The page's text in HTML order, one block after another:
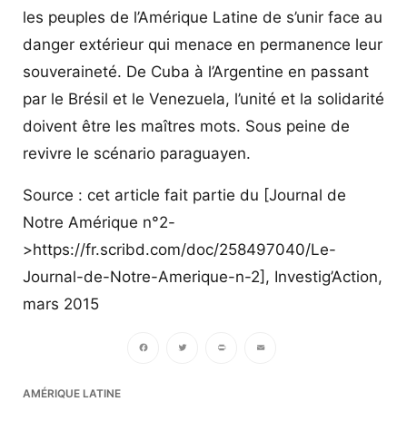
les peuples de l’Amérique Latine de s’unir face au
danger extérieur qui menace en permanence leur
souveraineté. De Cuba à l’Argentine en passant
par le Brésil et le Venezuela, l’unité et la solidarité
doivent être les maîtres mots. Sous peine de
revivre le scénario paraguayen.
Source : cet article fait partie du [Journal de
Notre Amérique n°2-
>https://fr.scribd.com/doc/258497040/Le-
Journal-de-Notre-Amerique-n-2], Investig’Action,
mars 2015
AMÉRIQUE LATINE